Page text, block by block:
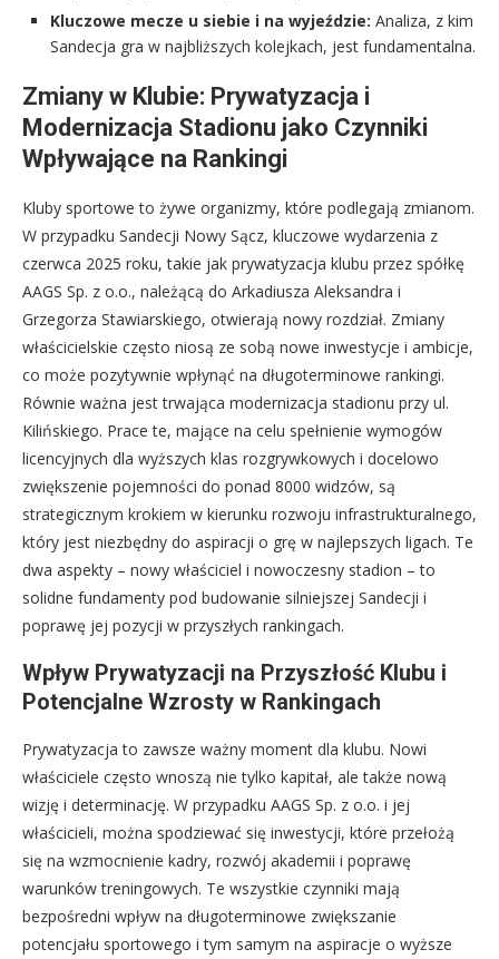
Kluczowe mecze u siebie i na wyjeździe: Analiza, z kim
Sandecja gra w najbliższych kolejkach, jest fundamentalna.
Zmiany w Klubie: Prywatyzacja i
Modernizacja Stadionu jako Czynniki
Wpływające na Rankingi
Kluby sportowe to żywe organizmy, które podlegają zmianom.
W przypadku Sandecji Nowy Sącz, kluczowe wydarzenia z
czerwca 2025 roku, takie jak prywatyzacja klubu przez spółkę
AAGS Sp. z o.o., należącą do Arkadiusza Aleksandra i
Grzegorza Stawiarskiego, otwierają nowy rozdział. Zmiany
właścicielskie często niosą ze sobą nowe inwestycje i ambicje,
co może pozytywnie wpłynąć na długoterminowe rankingi.
Równie ważna jest trwająca modernizacja stadionu przy ul.
Kilińskiego. Prace te, mające na celu spełnienie wymogów
licencyjnych dla wyższych klas rozgrywkowych i docelowo
zwiększenie pojemności do ponad 8000 widzów, są
strategicznym krokiem w kierunku rozwoju infrastrukturalnego,
który jest niezbędny do aspiracji o grę w najlepszych ligach. Te
dwa aspekty – nowy właściciel i nowoczesny stadion – to
solidne fundamenty pod budowanie silniejszej Sandecji i
poprawę jej pozycji w przyszłych rankingach.
Wpływ Prywatyzacji na Przyszłość Klubu i
Potencjalne Wzrosty w Rankingach
Prywatyzacja to zawsze ważny moment dla klubu. Nowi
właściciele często wnoszą nie tylko kapitał, ale także nową
wizję i determinację. W przypadku AAGS Sp. z o.o. i jej
właścicieli, można spodziewać się inwestycji, które przełożą
się na wzmocnienie kadry, rozwój akademii i poprawę
warunków treningowych. Te wszystkie czynniki mają
bezpośredni wpływ na długoterminowe zwiększanie
potencjału sportowego i tym samym na aspiracje o wyższe